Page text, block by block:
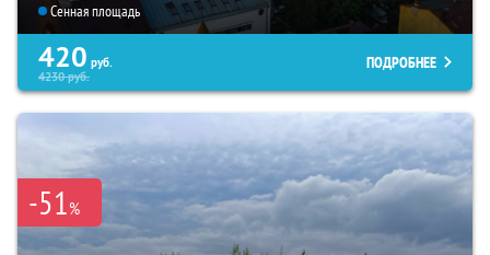
Сенная площадь
420 руб.
4230руб.
ПОДРОБНЕЕ
-51%